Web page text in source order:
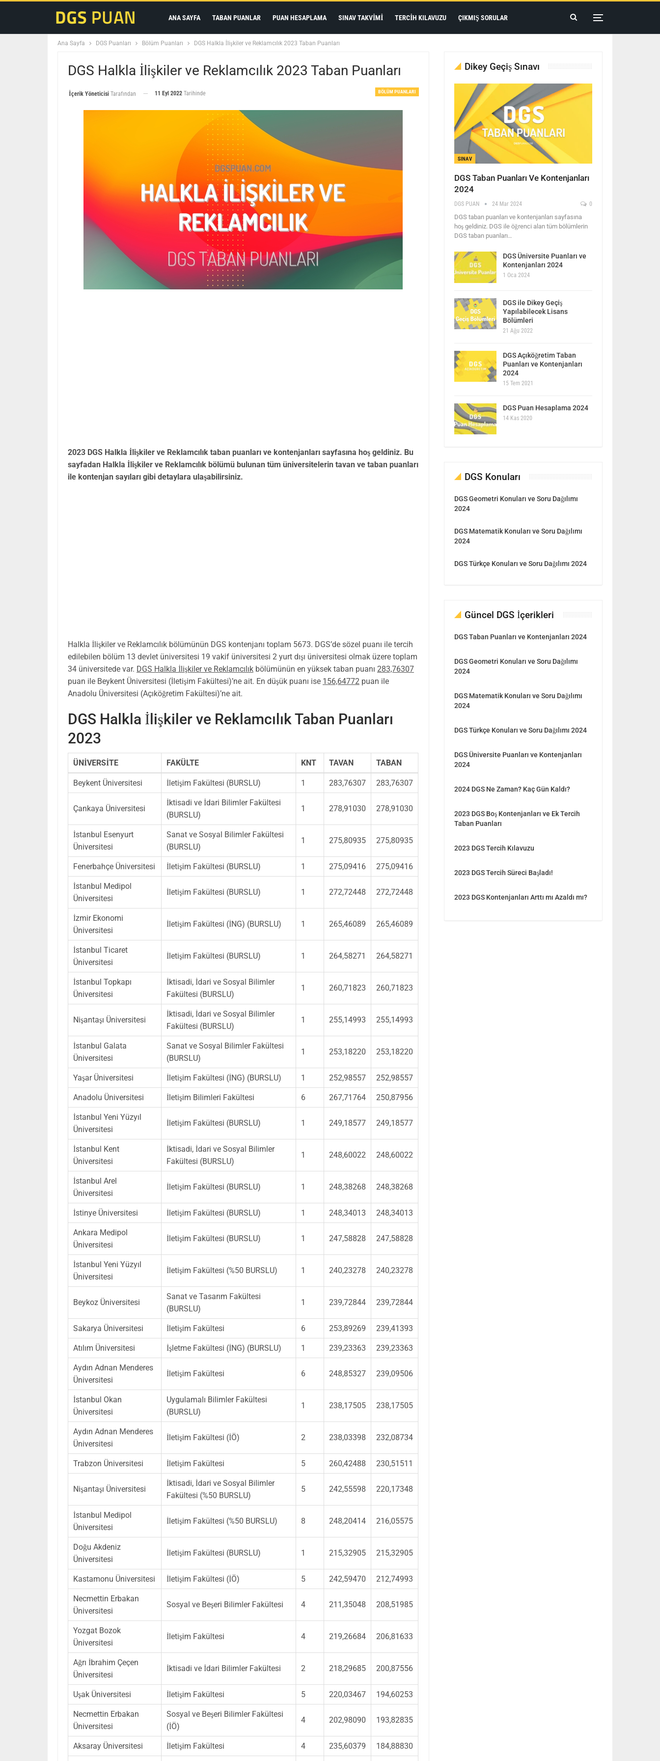
ANA SAYFA TABAN PUANLAR PUAN HESAPLAMA SINAV TAKVIMI TERCIH KILAVUZU ÇIKMIŞ SORULAR
Ana Sayfa DGS Puanları Bölüm Puanları DGS Halkla İlişkiler ve Reklamcılık 2023 Taban Puanları
DGS Halkla İlişkiler ve Reklamcılık 2023 Taban Puanları
BÖLÜM PUANLARI
İçerik Yöneticisi Tarafından 11 Eyl 2022 Tarihinde
2023 DGS Halkla İlişkiler ve Reklamcılık taban puanları ve kontenjanları sayfasına hoş geldiniz. Bu
sayfadan Halkla İlişkiler ve Reklamcılık bölümü bulunan tüm üniversitelerin tavan ve taban puanları
ile kontenjan sayıları gibi detaylara ulaşabilirsiniz.
Halkla İlişkiler ve Reklamcılık bölümünün DGS kontenjanı toplam 5673. DGS’de sözel puanı ile tercih
edilebilen bölüm 13 devlet üniversitesi 19 vakif üniversitesi 2 yurt dışı üniversitesi olmak üzere toplam
34 üniversitede var. DGS Halkla İlişkiler ve Reklamcılık bölümünün en yüksek taban puanı 283,76307
puan ile Beykent Üniversitesi (İletişim Fakültesi)’ne ait. En düşük puanı ise 156,64772 puan ile
Anadolu Üniversitesi (Açıköğretim Fakültesi)’ne ait.
DGS Halkla İlişkiler ve Reklamcılık Taban Puanları
2023
ÜNİVERSİTE FAKÜLTE KNT TAVAN TABAN
Beykent Üniversitesi İletişim Fakültesi (BURSLU) 1 283,76307 283,76307
Çankaya Üniversitesi
İktisadi ve İdari Bilimler Fakültesi
(BURSLU)
1 278,91030 278,91030
İstanbul Esenyurt
Üniversitesi
Sanat ve Sosyal Bilimler Fakültesi
(BURSLU)
1 275,80935 275,80935
Fenerbahçe Üniversitesi İletişim Fakültesi (BURSLU) 1 275,09416 275,09416
İstanbul Medipol
Üniversitesi
İletişim Fakültesi (BURSLU) 1 272,72448 272,72448
İzmir Ekonomi
Üniversitesi
İletişim Fakültesi (İNG) (BURSLU) 1 265,46089 265,46089
İstanbul Ticaret
Üniversitesi
İletişim Fakültesi (BURSLU) 1 264,58271 264,58271
İstanbul Topkapı
Üniversitesi
İktisadi, İdari ve Sosyal Bilimler
Fakültesi (BURSLU)
1 260,71823 260,71823
Nişantaşı Üniversitesi
İktisadi, İdari ve Sosyal Bilimler
Fakültesi (BURSLU)
1 255,14993 255,14993
İstanbul Galata
Üniversitesi
Sanat ve Sosyal Bilimler Fakültesi
(BURSLU)
1 253,18220 253,18220
Yaşar Üniversitesi İletişim Fakültesi (İNG) (BURSLU) 1 252,98557 252,98557
Anadolu Üniversitesi İletişim Bilimleri Fakültesi 6 267,71764 250,87956
İstanbul Yeni Yüzyıl
Üniversitesi
İletişim Fakültesi (BURSLU) 1 249,18577 249,18577
İstanbul Kent
Üniversitesi
İktisadi, İdari ve Sosyal Bilimler
Fakültesi (BURSLU)
1 248,60022 248,60022
İstanbul Arel
Üniversitesi
İletişim Fakültesi (BURSLU) 1 248,38268 248,38268
İstinye Üniversitesi İletişim Fakültesi (BURSLU) 1 248,34013 248,34013
Ankara Medipol
Üniversitesi
İletişim Fakültesi (BURSLU) 1 247,58828 247,58828
İstanbul Yeni Yüzyıl
Üniversitesi
İletişim Fakültesi (%50 BURSLU) 1 240,23278 240,23278
Beykoz Üniversitesi
Sanat ve Tasarım Fakültesi
(BURSLU)
1 239,72844 239,72844
Sakarya Üniversitesi İletişim Fakültesi 6 253,89269 239,41393
Atılım Üniversitesi İşletme Fakültesi (İNG) (BURSLU) 1 239,23363 239,23363
Aydın Adnan Menderes
Üniversitesi
İletişim Fakültesi 6 248,85327 239,09506
İstanbul Okan
Üniversitesi
Uygulamalı Bilimler Fakültesi
(BURSLU)
1 238,17505 238,17505
Aydın Adnan Menderes
Üniversitesi
İletişim Fakültesi (İÖ) 2 238,03398 232,08734
Trabzon Üniversitesi İletişim Fakültesi 5 260,42488 230,51511
Nişantaşı Üniversitesi
İktisadi, İdari ve Sosyal Bilimler
Fakültesi (%50 BURSLU)
5 242,55598 220,17348
İstanbul Medipol
Üniversitesi
İletişim Fakültesi (%50 BURSLU) 8 248,20414 216,05575
Doğu Akdeniz
Üniversitesi
İletişim Fakültesi (BURSLU) 1 215,32905 215,32905
Kastamonu Üniversitesi İletişim Fakültesi (İÖ) 5 242,59470 212,74993
Necmettin Erbakan
Üniversitesi
Sosyal ve Beşeri Bilimler Fakültesi 4 211,35048 208,51985
Yozgat Bozok
Üniversitesi
İletişim Fakültesi 4 219,26684 206,81633
Ağrı İbrahim Çeçen
Üniversitesi
İktisadi ve İdari Bilimler Fakültesi 2 218,29685 200,87556
Uşak Üniversitesi İletişim Fakültesi 5 220,03467 194,60253
Necmettin Erbakan
Üniversitesi
Sosyal ve Beşeri Bilimler Fakültesi
(İÖ)
4 202,98090 193,82835
Aksaray Üniversitesi İletişim Fakültesi 4 235,60379 184,88830
Dikey Geçiş Sınavı
SINAV
DGS Taban Puanları Ve Kontenjanları
2024
DGS PUAN 24 Mar 2024 0
DGS taban puanları ve kontenjanları sayfasına
hoş geldiniz. DGS ile öğrenci alan tüm bölümlerin
DGS taban puanları…
DGS Üniversite Puanları ve
Kontenjanları 2024
1 Oca 2024
DGS ile Dikey Geçiş
Yapılabilecek Lisans
Bölümleri
21 Ağu 2022
DGS Açıköğretim Taban
Puanları ve Kontenjanları
2024
15 Tem 2021
DGS Puan Hesaplama 2024
14 Kas 2020
DGS Konuları
DGS Geometri Konuları ve Soru Dağılımı
2024
DGS Matematik Konuları ve Soru Dağılımı
2024
DGS Türkçe Konuları ve Soru Dağılımı 2024
Güncel DGS İçerikleri
DGS Taban Puanları ve Kontenjanları 2024
DGS Geometri Konuları ve Soru Dağılımı
2024
DGS Matematik Konuları ve Soru Dağılımı
2024
DGS Türkçe Konuları ve Soru Dağılımı 2024
DGS Üniversite Puanları ve Kontenjanları
2024
2024 DGS Ne Zaman? Kaç Gün Kaldı?
2023 DGS Boş Kontenjanları ve Ek Tercih
Taban Puanları
2023 DGS Tercih Kılavuzu
2023 DGS Tercih Süreci Başladı!
2023 DGS Kontenjanları Arttı mı Azaldı mı?